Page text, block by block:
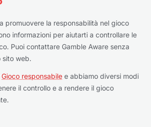
promuovere la responsabilità nel gioco
informazioni per aiutarti a controllare le
Puoi contattare Gamble Aware senza
sito web.
Gioco responsabile e abbiamo diversi modi
il controllo e a rendere il gioco